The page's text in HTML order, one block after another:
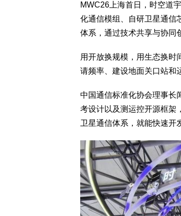
MWC26上海首日，时空道
化通信模组、自研卫星通信
体系，通过技术共享与协同
用开放换规模，用生态换时
请频率、建设地面关口站和
中国通信标准化协会理事长
考设计以及测运控开源框架
卫星通信体系，就能快速开